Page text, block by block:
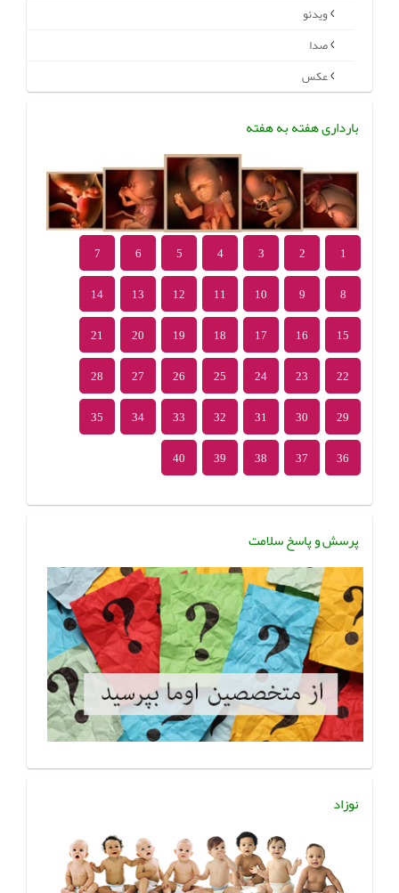
ویدئو
صدا
عکس
بارداری هفته به هفته
1
2
3
4
5
6
7
8
9
10
11
12
13
14
15
16
17
18
19
20
21
22
23
24
25
26
27
28
29
30
31
32
33
34
35
36
37
38
39
40
پرسش و پاسخ سلامت
نوزاد